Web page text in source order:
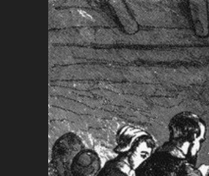
Ir
para
conteúdo